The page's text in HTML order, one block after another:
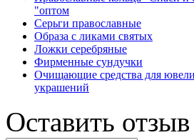
"оптом
Серьги православные
Образа с ликами святых
Ложки серебряные
Фирменные сундучки
Очищающие средства для
украшений
Оставить отзыв